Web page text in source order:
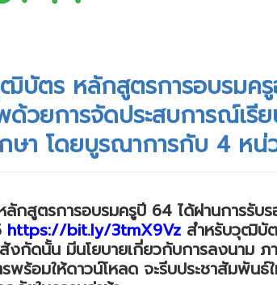
บัตร หลักสูตรการอบรมค
วยการจัดประสบการณ์เรี
กษา โดยบูรณาการกับ 4 ห
กสูตรการอบรมครูปี 64 ได้ผ่านการรั
https://bit.ly/3tmX9Vz สำหรับวุฒิบัต
งกัดนั้น มีนโยบายเกี่ยวกับการลงนาม
ร้อมให้ดาวน์โหลด จะรีบประชาสัมพันธ์